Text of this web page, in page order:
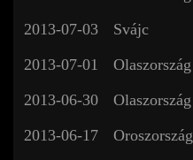
2013-07-03
Svájc
2013-07-01
Olaszország
2013-06-30
Olaszország
2013-06-17
Oroszország